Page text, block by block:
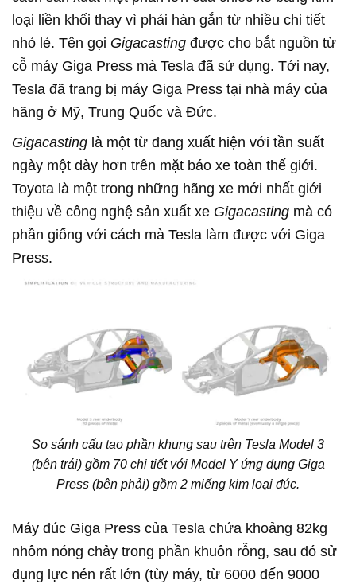
loại liền khối thay vì phải hàn gắn từ nhiều chi tiết
nhỏ lẻ. Tên gọi Gigacasting được cho bắt nguồn từ
cỗ máy Giga Press mà Tesla đã sử dụng. Tới nay,
Tesla đã trang bị máy Giga Press tại nhà máy của
hãng ở Mỹ, Trung Quốc và Đức.
Gigacasting là một từ đang xuất hiện với tần suất
ngày một dày hơn trên mặt báo xe toàn thế giới.
Toyota là một trong những hãng xe mới nhất giới
thiệu về công nghệ sản xuất xe Gigacasting mà có
phần giống với cách mà Tesla làm được với Giga
Press.
So sánh cấu tạo phần khung sau trên Tesla Model 3
(bên trái) gồm 70 chi tiết với Model Y ứng dụng Giga
Press (bên phải) gồm 2 miếng kim loại đúc.
Máy đúc Giga Press của Tesla chứa khoảng 82kg
nhôm nóng chảy trong phần khuôn rỗng, sau đó sử
dụng lực nén rất lớn (tùy máy, từ 6000 đến 9000